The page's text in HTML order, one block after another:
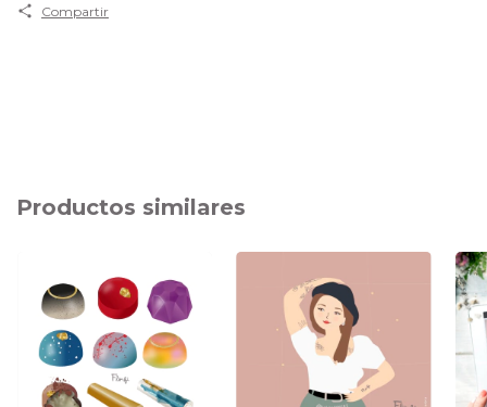
Compartir
Productos similares